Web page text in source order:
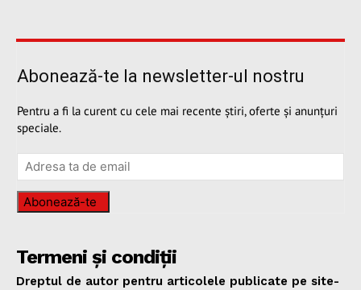
Abonează-te la newsletter-ul nostru
Pentru a fi la curent cu cele mai recente știri, oferte și anunțuri
speciale.
Abonează-te
Termeni și condiții
Dreptul de autor pentru articolele publicate pe site-